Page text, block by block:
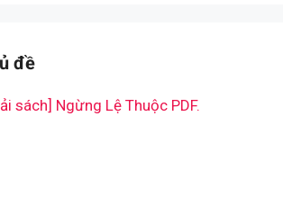
đề
sách] Ngừng Lệ Thuộc PDF.